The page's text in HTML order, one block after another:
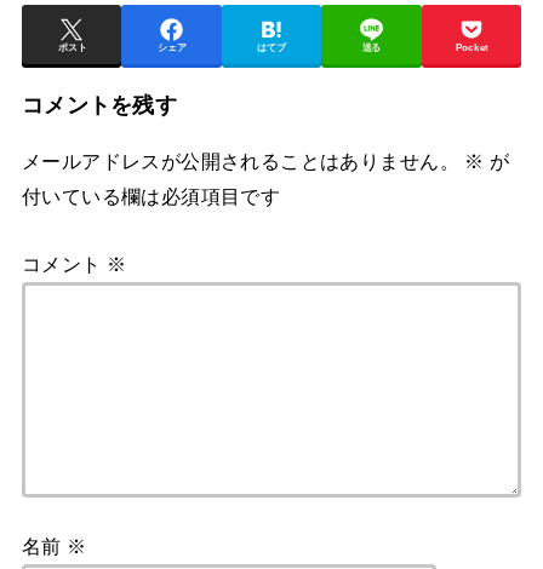
ポスト シェア はてブ 送る Pocket
コメントを残す
メールアドレスが公開されることはありません。 ※ が
付いている欄は必須項目です
コメント ※
名前 ※